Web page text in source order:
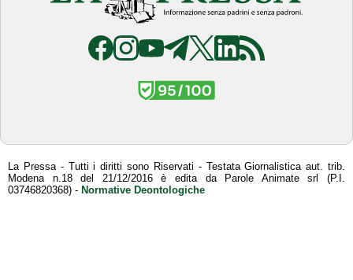
La Pressa - Tutti i diritti sono Riservati - Testata Giornalistica aut. trib.
Modena n.18 del 21/12/2016 è edita da Parole Animate srl (P.I.
03746820368) - Normative Deontologiche